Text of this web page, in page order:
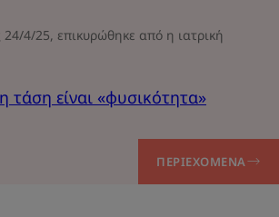
24/4/25, επικυρώθηκε από η ιατρική
τάση είναι «φυσικότητα»
ΠΕΡΙΕΧΌΜΕΝΑ